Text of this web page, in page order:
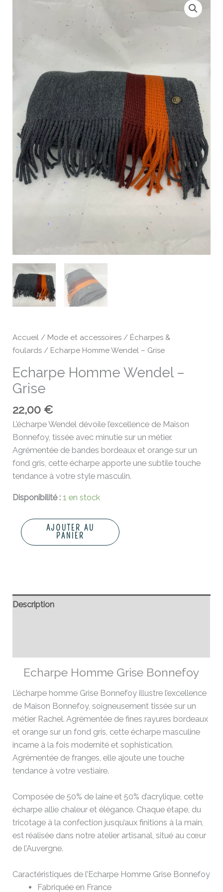
Accueil / Mode et accessoires / Écharpes &
foulards / Echarpe Homme Wendel – Grise
Echarpe Homme Wendel –
Grise
22,00€
L’écharpe Wendel dévoile l’excellence de Maison
Bonnefoy, tissée avec minutie sur un métier.
Agrémentée de bandes bordeaux et orange sur un
fond gris, cette écharpe apporte une subtile touche
tendance à votre style masculin.
Disponibilité : 1 en stock
Homme
Grise
AJOUTER AU
PANIER
Description
Echarpe Homme Grise Bonnefoy
L’écharpe homme Grise Bonnefoy illustre l’excellence
de Maison Bonnefoy, soigneusement tissée sur un
métier Rachel. Agrémentée de fines rayures bordeaux
et orange sur un fond gris, cette écharpe masculine
incarne à la fois modernité et sophistication.
Agrémentée de franges, elle ajoute une touche
tendance à votre vestiaire.
Composée de 50% de laine et 50% d’acrylique, cette
écharpe allie chaleur et élégance. Chaque étape, du
tricotage à la confection jusqu’aux finitions à la main,
est réalisée dans notre atelier artisanal, situé au cœur
de l’Auvergne.
Caractéristiques de l’Echarpe Homme Grise Bonnefoy
Fabriquée en France